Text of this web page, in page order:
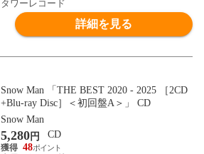
タワーレコード
詳細を見る
Snow Man 「THE BEST 2020 - 2025 ［2CD
+Blu-ray Disc］＜初回盤A＞」 CD
Snow Man
5,280円
CD
48